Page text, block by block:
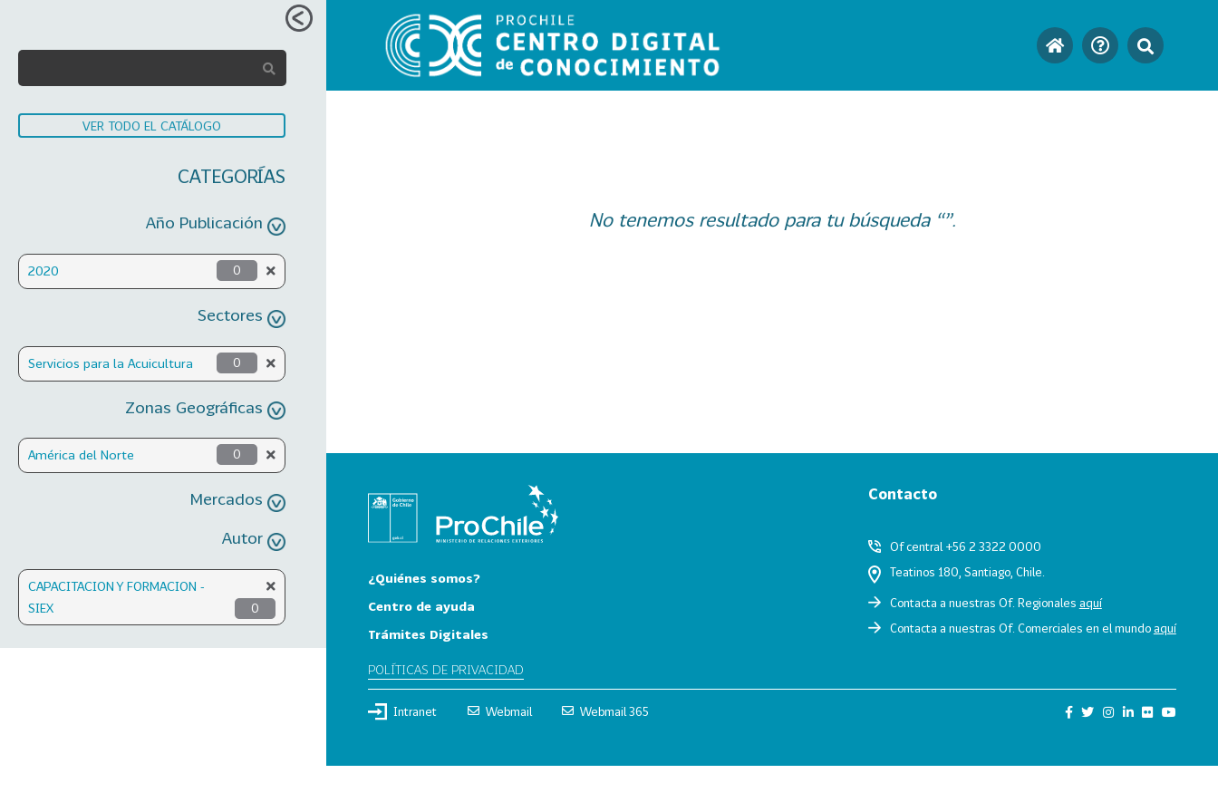
VER TODO EL CATÁLOGO
CATEGORÍAS
Año Publicación
2020 0
Sectores
Servicios para la Acuicultura 0
Zonas Geográficas
América del Norte 0
Mercados
Autor
CAPACITACION Y FORMACION -
SIEX
0
No tenemos resultado para tu búsqueda “”.
¿Quiénes somos?
Centro de ayuda
Trámites Digitales
POLÍTICAS DE PRIVACIDAD
Contacto
Of central +56 2 3322 0000
Teatinos 180, Santiago, Chile.
Contacta a nuestras Of. Regionales aquí
Contacta a nuestras Of. Comerciales en el mundoaquí
Intranet Webmail Webmail 365